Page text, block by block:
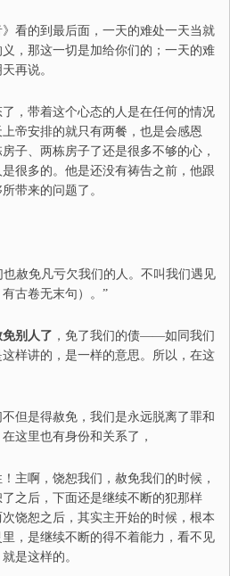
看的到最后面，一天的难处一天当就
，那这一切是加给你们的；一天的难
再说。
，带着这个心态的人是在任何的情况
帝安排的就只有两餐，也是会感恩
子、两栋房子了还是很多不够的心，
很多的。他是还没有祷告之前，他跟
带来的问题了。
赦免凡亏欠我们的人。不叫我们遇见
古卷无末句）。 ”
别人了 ，免了我们的债——如同我们
样讲的，是一样的意思。所以，在这
但是得赦免，我们是永远脱离了罪和
这里也有身份和关系了，
主啊，饶恕我们，赦免我们的时候，
之后，下面还是继续不断的犯那样
饶恕之后，其实主开始的时候，根本
，是继续不断的得不着能力，看不见
是这样的。